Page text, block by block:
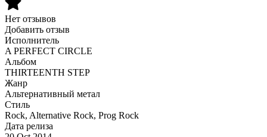
Нет отзывов
Добавить отзыв
Исполнитель
A PERFECT CIRCLE
Альбом
THIRTEENTH STEP
Жанр
Альтернативный метал
Стиль
Rock, Alternative Rock, Prog Rock
Дата релиза